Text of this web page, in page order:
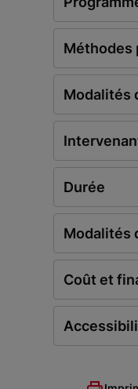
Méthodes
Modalités
Durée
Modalités
Coût et